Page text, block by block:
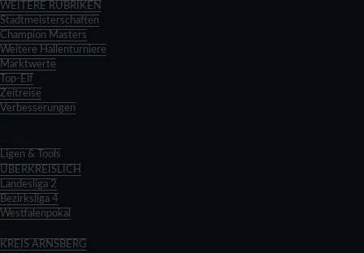
WEITERE RUBRIKEN
Stadtmeisterschaften
Champion Masters
Weitere Hallenturniere
Marktwerte
Top-Elf
Zeitreise
Verbesserungen
Ligen & Tools
ÜBERKREISLICH
Landesliga 2
Bezirksliga 4
Westfalenpokal
KREIS ARNSBERG